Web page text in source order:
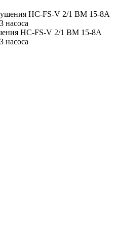
HC-FS-V 2/1 BM 15-8A
насоса